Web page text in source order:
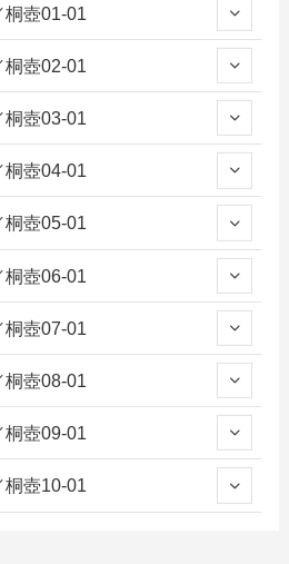
壺01-01
桐壺02-01
桐壺03-01
壺04-01
桐壺05-01
壺06-01
壺07-01
桐壺08-01
壺09-01
桐壺10-01